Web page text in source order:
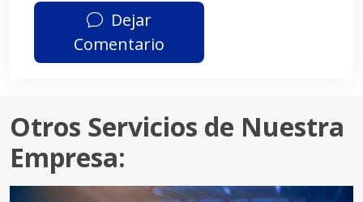
Dejar
Comentario
Otros Servicios de Nuestra
Empresa: